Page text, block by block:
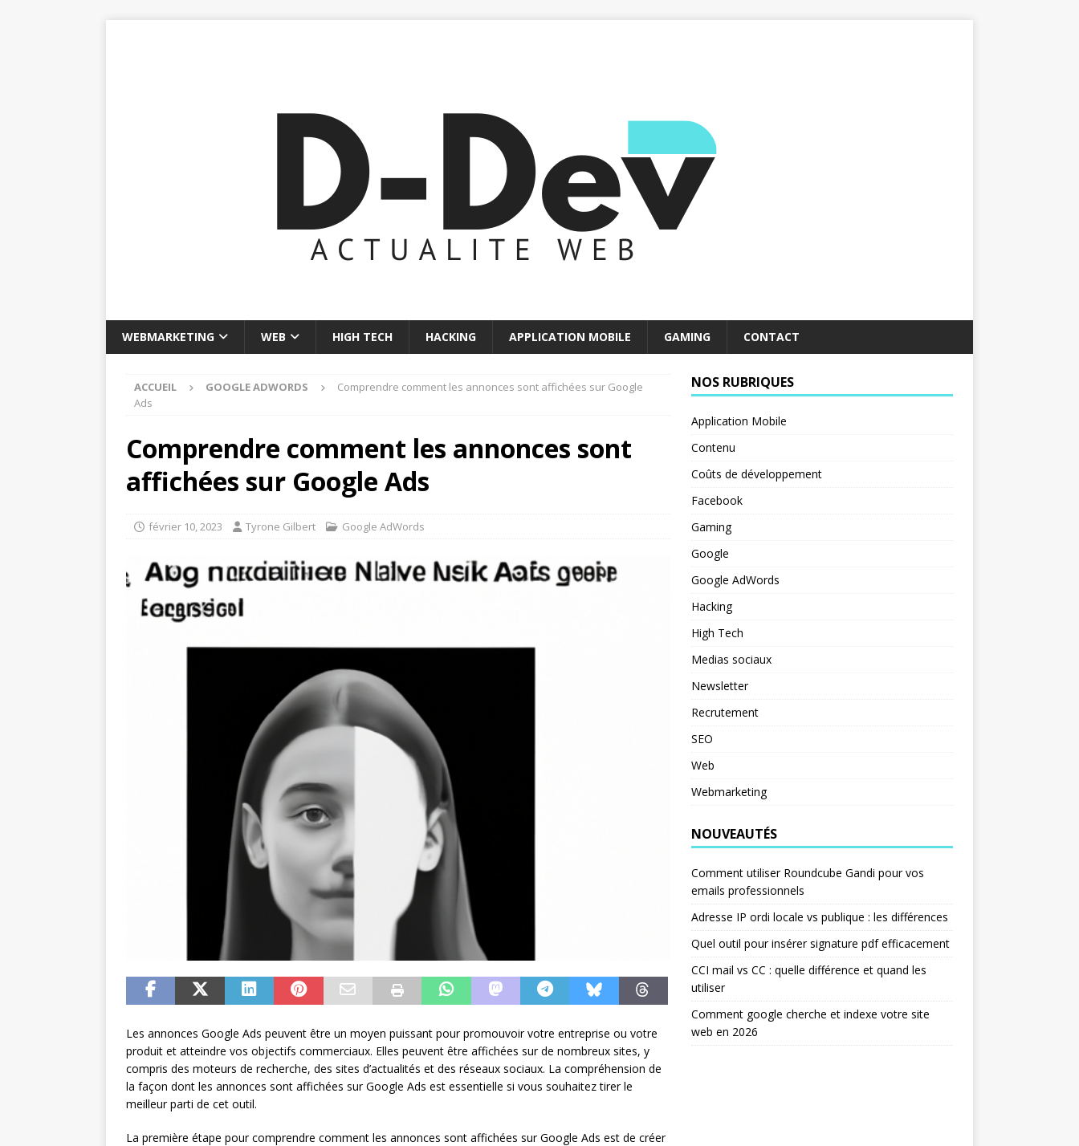
WEBMARKETING WEB HIGH TECH HACKING APPLICATION MOBILE GAMING CONTACT
ACCUEIL GOOGLE ADWORDS
Comprendre comment les annonces sont affichées sur Google
Ads
Comprendre comment les annonces sont
affichées sur Google Ads
février 10, 2023 Tyrone Gilbert Google AdWords
Les annonces Google Ads peuvent être un moyen puissant pour promouvoir votre entreprise ou votre
produit et atteindre vos objectifs commerciaux. Elles peuvent être affichées sur de nombreux sites, y
compris des moteurs de recherche, des sites d’actualités et des réseaux sociaux. La compréhension de
la façon dont les annonces sont affichées sur Google Ads est essentielle si vous souhaitez tirer le
meilleur parti de cet outil.
La première étape pour comprendre comment les annonces sont affichées sur Google Ads est de créer
NOS RUBRIQUES
Application Mobile
Contenu
Coûts de développement
Facebook
Gaming
Google
Google AdWords
Hacking
High Tech
Medias sociaux
Newsletter
Recrutement
SEO
Web
Webmarketing
NOUVEAUTÉS
Comment utiliser Roundcube Gandi pour vos
emails professionnels
Adresse IP ordi locale vs publique : les différences
Quel outil pour insérer signature pdf efficacement
CCI mail vs CC : quelle différence et quand les
utiliser
Comment google cherche et indexe votre site
web en 2026